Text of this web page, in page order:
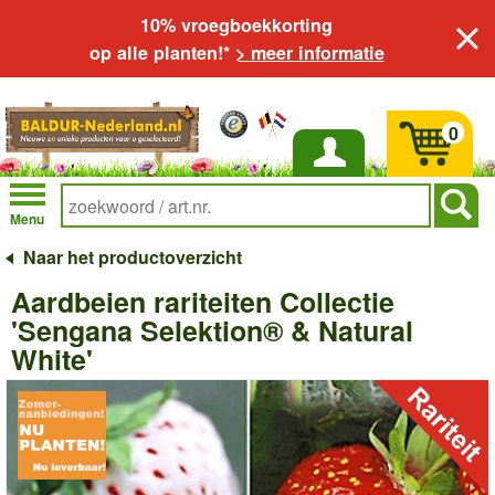
10% vroegboekkorting
op alle planten!* > meer informatie
Inloggen
Menu
0
Naar het productoverzicht
Aardbeien rariteiten Collectie
'Sengana Selektion® & Natural
White'